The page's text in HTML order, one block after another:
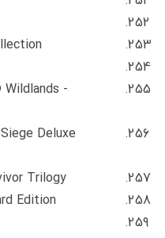
Wildlands -
Deluxe
Trilogy
Edition